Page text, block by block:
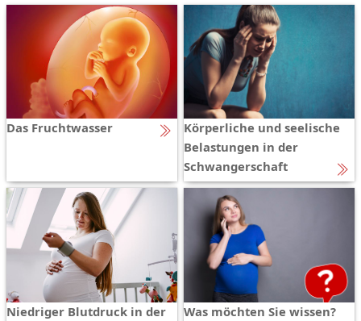
Das Fruchtwasser
Körperliche und seelische
Belastungen in der
Schwangerschaft
Niedriger Blutdruck in der
Was möchten Sie wissen?